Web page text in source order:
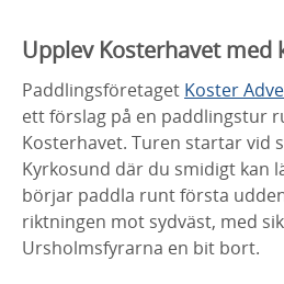
Upplev Kosterhavet med
Paddlingsföretaget Koster
ett förslag på en paddlingstur
Kosterhavet. Turen startar vid
Kyrkosund där du smidigt kan
börjar paddla runt första
riktningen mot sydväst, med
Ursholmsfyrarna en bit bort.